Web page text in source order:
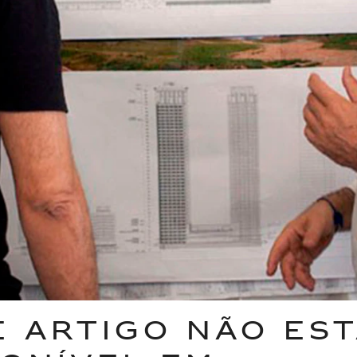
ARTIGO NÃO